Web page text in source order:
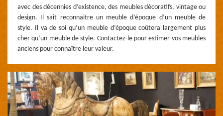
avec des décennies d’existence, des meubles décoratifs, vintage ou
design. Il sait reconnaitre un meuble d’époque d’un meuble de
style. Il va de soi qu’un meuble d’époque coûtera largement plus
cher qu’un meuble de style. Contactez-le pour estimer vos meubles
anciens pour connaître leur valeur.